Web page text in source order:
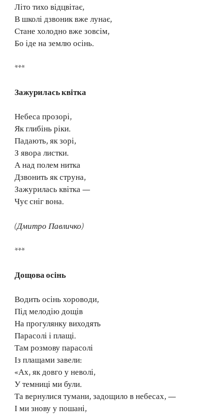
Літо тихо відцвітає,
В школі дзвоник вже лунає,
Стане холодно вже зовсім,
Бо іде на землю осінь.
***
Зажурилась квітка
Небеса прозорі,
Як глибінь ріки.
Падають, як зорі,
З явора листки.
А над полем нитка
Дзвонить як струна,
Зажурилась квітка —
Чує сніг вона.
(Дмитро Павличко)
***
Дощова осінь
Водить осінь хороводи,
Під мелодію дощів
На прогулянку виходять
Парасолі і плащі.
Там розмову парасолі
Із плащами завели:
«Ах, як довго у неволі,
У темниці ми були.
Та вернулися тумани, задощило в небесах, —
І ми знову у пошані,